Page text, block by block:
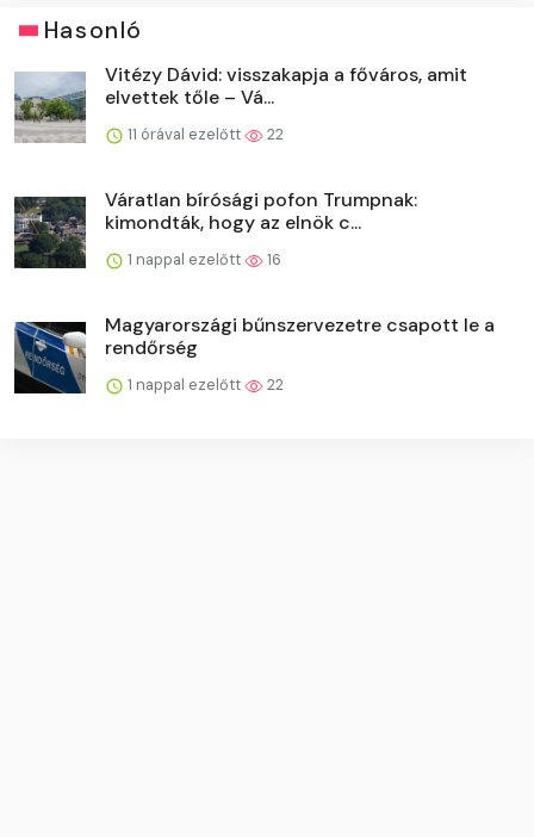
Hasonló
Vitézy Dávid: visszakapja a főváros, amit
elvettek tőle – Vá...
11 órával ezelőtt 22
Váratlan bírósági pofon Trumpnak:
kimondták, hogy az elnök c...
1 nappal ezelőtt 16
Magyarországi bűnszervezetre csapott le a
rendőrség
1 nappal ezelőtt 22